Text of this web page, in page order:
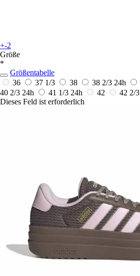
+-2
Größe
*
Größentabelle
36
37 1/3 38 38 2/3 24h
40 2/3 24h 41 1/3 24h 42 42 2/3
Dieses Feld ist erforderlich